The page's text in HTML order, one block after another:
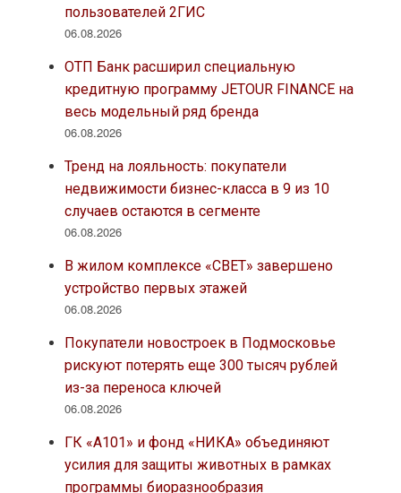
пользователей 2ГИС
06.08.2026
ОТП Банк расширил специальную
кредитную программу JETOUR FINANCE на
весь модельный ряд бренда
06.08.2026
Тренд на лояльность: покупатели
недвижимости бизнес-класса в 9 из 10
случаев остаются в сегменте
06.08.2026
В жилом комплексе «СВЕТ» завершено
устройство первых этажей
06.08.2026
Покупатели новостроек в Подмосковье
рискуют потерять еще 300 тысяч рублей
из-за переноса ключей
06.08.2026
ГК «А101» и фонд «НИКА» объединяют
усилия для защиты животных в рамках
программы биоразнообразия